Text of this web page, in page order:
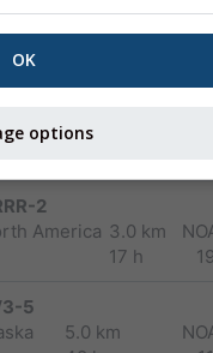
America 5.0 km
America
2
America 3.0 km
17 h
5
5.0 km
OK
options